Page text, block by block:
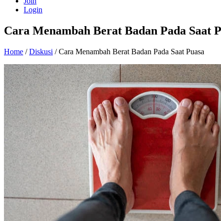
Login
Cara Menambah Berat Badan Pada Saat
Home /Diskusi / Cara Menambah Berat Badan Pada Saat Puasa